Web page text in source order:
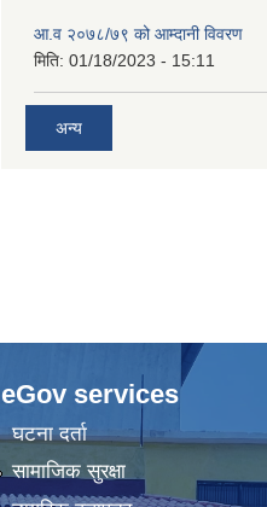
आ.व २०७८/७९ को आम्दानी विवरण
मिति: 01/18/2023 - 15:11
अन्य
eGov services
घटना दर्ता
सामाजिक सुरक्षा